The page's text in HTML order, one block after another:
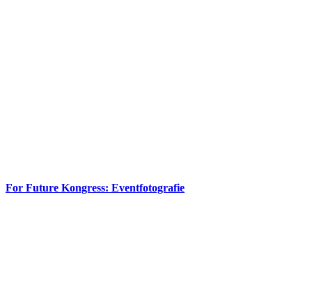
For Future Kongress: Eventfotografie